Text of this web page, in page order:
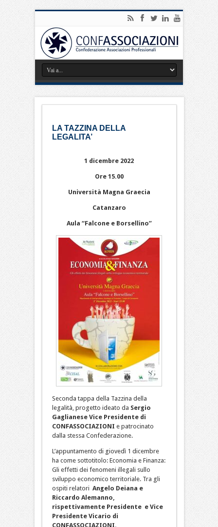
LA TAZZINA DELLA
LEGALITA’
1 dicembre 2022
Ore 15.00
Università Magna Graecia
Catanzaro
Aula “Falcone e Borsellino”
Seconda tappa della Tazzina della
legalità, progetto ideato da Sergio
Gaglianese Vice Presidente di
CONFASSOCIAZIONI e patrocinato
dalla stessa Confederazione.
L’appuntamento di giovedì 1 dicembre
ha come sottotitolo: Economia e Finanza:
Gli effetti dei fenomeni illegali sullo
sviluppo economico territoriale. Tra gli
ospiti relatori Angelo Deiana e
Riccardo Alemanno,
rispettivamente Presidente e Vice
Presidente Vicario di
CONFASSOCIAZIONI.